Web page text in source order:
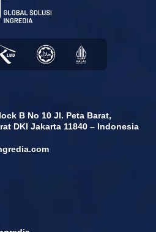
B No 10 Jl. Peta Barat,
DKI Jakarta 11840 – Indonesia